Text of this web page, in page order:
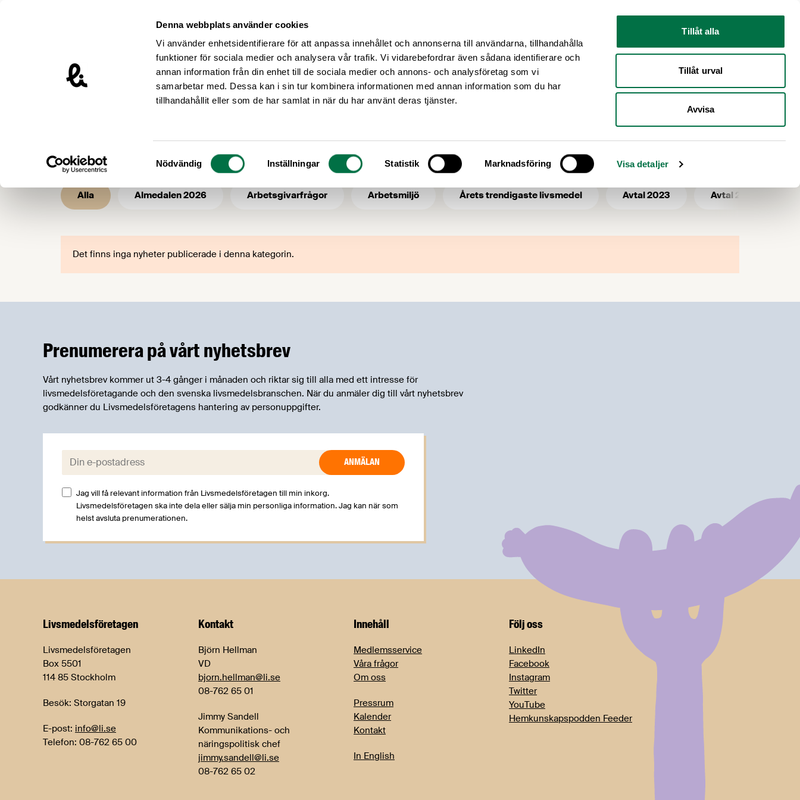
Denna webbplats använder cookies
Vi använder enhetsidentifierare för att anpassa innehållet och annonserna till användarna, tillhandahålla
funktioner för sociala medier och analysera vår trafik. Vi vidarebefordrar även sådana identifierare och
annan information från din enhet till de sociala medier och annons- och analysföretag som vi
samarbetar med. Dessa kan i sin tur kombinera informationen med annan information som du har
tillhandahållit eller som de har samlat in när du har använt deras tjänster.
Samtyckesval
Nödvändig Inställningar Statistik Marknadsföring Visa detaljer
Tillåt alla
Tillåt urval
Avvisa
Livsmedelsföretagen – till startsidan
Livsmedelsföretagen / Våra frågor – Rapporter
Mediakategori:Våra frågor – Rapporter
Alla Almedalen 2026 Arbetsgivarfrågor Arbetsmiljö Årets trendigaste livsmedel Avtal 2023 Avtal 2025
Det finns inga nyheter publicerade i denna kategorin.
Prenumerera på vårt nyhetsbrev
Vårt nyhetsbrev kommer ut 3-4 gånger i månaden och riktar sig till alla med ett intresse för
livsmedelsföretagande och den svenska livsmedelsbranschen. När du anmäler dig till vårt nyhetsbrev
godkänner du Livsmedelsföretagens hantering av personuppgifter.
E-post:
Jag vill få relevant information från Livsmedelsföretagen till min inkorg.
Livsmedelsföretagen ska inte dela eller sälja min personliga information. Jag kan när som
helst avsluta prenumerationen.
Livsmedels­företagen
Livsmedelsföretagen
Box 5501
114 85 Stockholm
Besök: Storgatan 19
E-post: info@li.se
Telefon: 08-762 65 00
Kontakt
Björn Hellman
VD
bjorn.hellman@li.se
08-762 65 01
Jimmy Sandell
Kommunikations- och
näringspolitisk chef
jimmy.sandell@li.se
08-762 65 02
Innehåll
Medlemsservice
Våra frågor
Om oss
Pressrum
Kalender
Kontakt
In English
Följ oss
LinkedIn
Facebook
Instagram
Twitter
YouTube
Hemkunskapspodden Feeder